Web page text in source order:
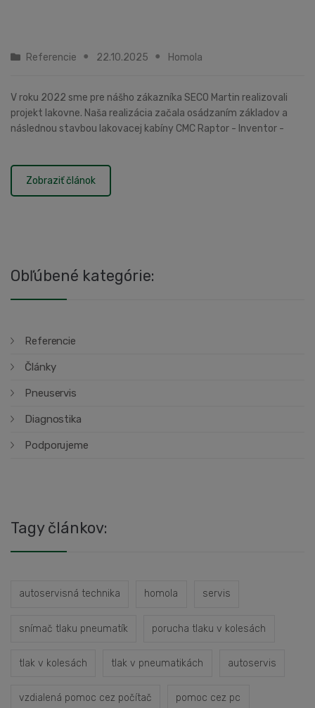
Referencie 22.10.2025 Homola
V roku 2022 sme pre nášho zákazníka SECO Martin realizovali
projekt lakovne. Naša realizácia začala osádzaním základov a
následnou stavbou lakovacej kabíny CMC Raptor - Inventor -
Zobraziť článok
Obľúbené kategórie:
Referencie
Články
Pneuservis
Diagnostika
Podporujeme
Tagy článkov:
autoservisná technika homola servis
snímač tlaku pneumatík porucha tlaku v kolesách
tlak v kolesách tlak v pneumatikách autoservis
vzdialená pomoc cez počítač pomoc cez pc